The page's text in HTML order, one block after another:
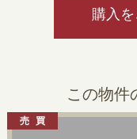
購入
この物件